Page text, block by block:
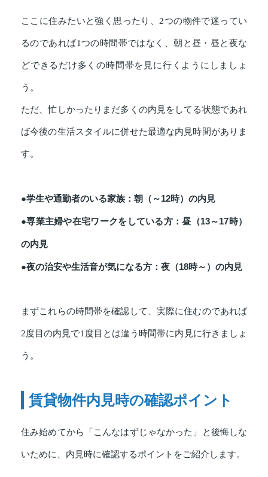
ここに住みたいと強く思ったり、2つの物件で迷ってい
るのであれば1つの時間帯ではなく、朝と昼・昼と夜な
どできるだけ多くの時間帯を見に行くようにしましょ
う。
ただ、忙しかったりまだ多くの内見をしてる状態であれ
ば今後の生活スタイルに併せた最適な内見時間がありま
す。
●学生や通勤者のいる家族：朝（～12時）の内見
●専業主婦や在宅ワークをしている方：昼（13～17時）
の内見
●夜の治安や生活音が気になる方：夜（18時～）の内見
まずこれらの時間帯を確認して、実際に住むのであれば
2度目の内見で1度目とは違う時間帯に内見に行きましょ
う。
賃貸物件内見時の確認ポイント
住み始めてから「こんなはずじゃなかった」と後悔しな
いために、内見時に確認するポイントをご紹介します。